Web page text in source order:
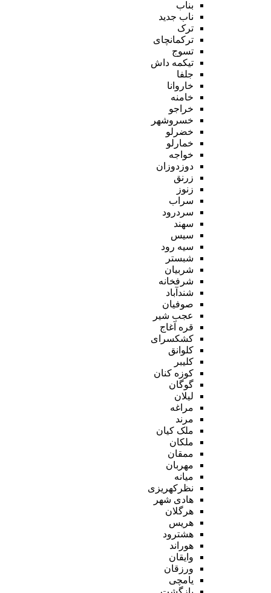
بناب
ناب جدید
ترک
ترکمانچای
تسوج
تیکمه داش
جلفا
خاروانا
خامنه
خراجو
خسروشهر
خضرلو
خمارلو
خواجه
دوزدوزان
زرنق
زنوز
سراب
سردرود
سهند
سیس
سیه رود
شبستر
شربیان
شرفخانه
شندآباد
صوفیان
عجب شیر
قره آغاج
کشکسرای
کلوانق
کلیبر
کوزه کنان
گوگان
لیلان
مراغه
مرند
ملک کیان
ملکان
ممقان
مهربان
میانه
نظرکهریزی
هادی شهر
هرگلان
هریس
هشترود
هوراند
وایقان
ورزقان
یامچی